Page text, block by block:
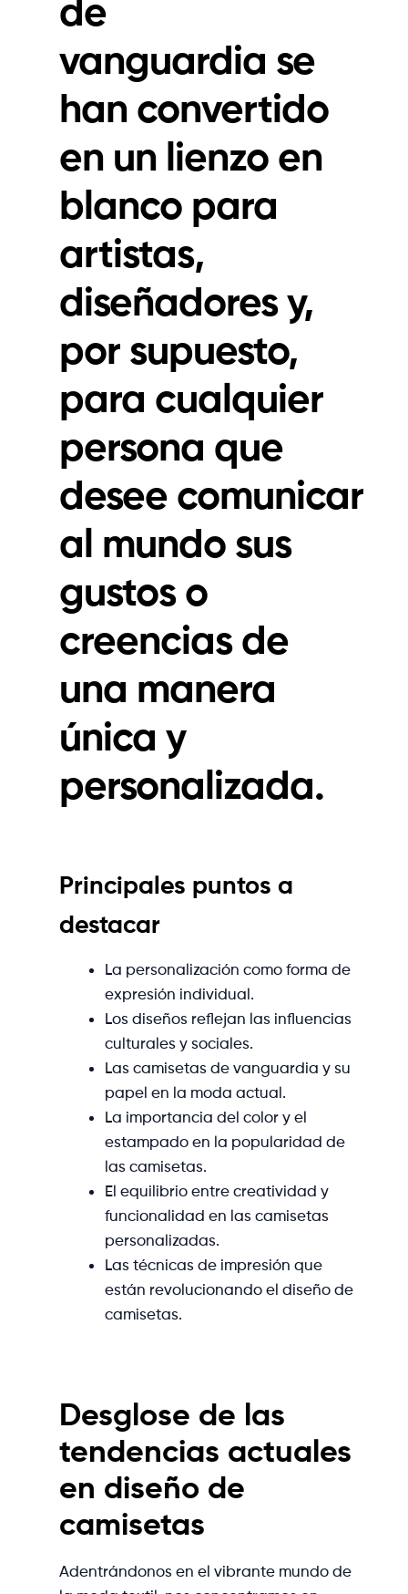
de
vanguardia se
han convertido
en un lienzo en
blanco para
artistas,
diseñadores y,
por supuesto,
para cualquier
persona que
desee comunicar
al mundo sus
gustos o
creencias de
una manera
única y
personalizada.
Principales puntos a
destacar
La personalización como forma de
expresión individual.
Los diseños reflejan las influencias
culturales y sociales.
Las camisetas de vanguardia y su
papel en la moda actual.
La importancia del color y el
estampado en la popularidad de
las camisetas.
El equilibrio entre creatividad y
funcionalidad en las camisetas
personalizadas.
Las técnicas de impresión que
están revolucionando el diseño de
camisetas.
Desglose de las
tendencias actuales
en diseño de
camisetas
Adentrándonos en el vibrante mundo de